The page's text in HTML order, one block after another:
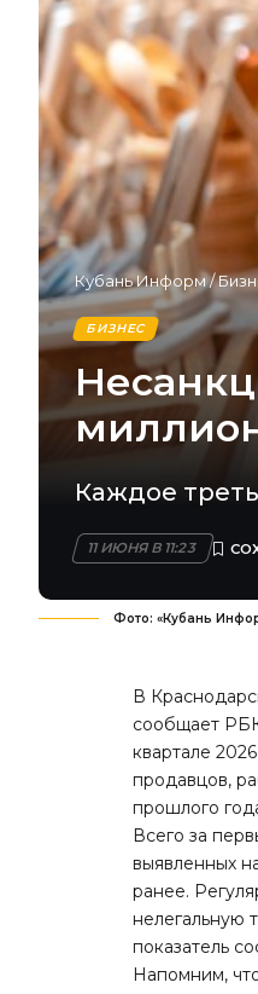
Кубань Информ/
БИЗНЕС
Каждое
11 ИЮНЯ В 11:23
Фото: «Кубань
В
сообщает
квартале
продавцов,
прошлого
Всего за
выявленных
ранее.
нелегальную
показатель
Напомним,